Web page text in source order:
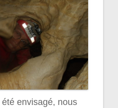
été envisagé, nous